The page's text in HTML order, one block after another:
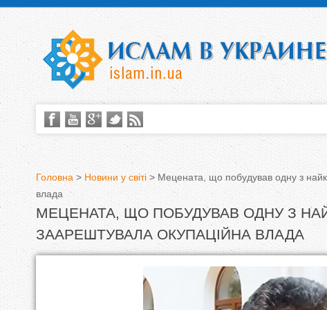
В
и
є
Головна > Новини у світі > Мецената, що побудував одну з
влада
МЕЦЕНАТА, ЩО ПОБУДУВАВ ОДНУ З
ЗААРЕШТУВАЛА ОКУПАЦІЙНА ВЛАДА